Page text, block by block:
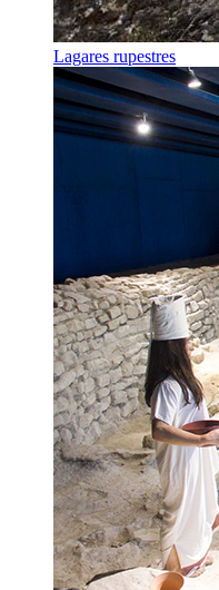
Lagares rupestres